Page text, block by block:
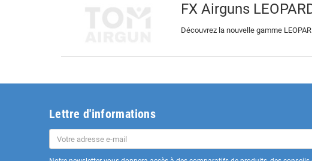
FX Airguns
Découvrez la nouvelle gamme
Lettre d'informations